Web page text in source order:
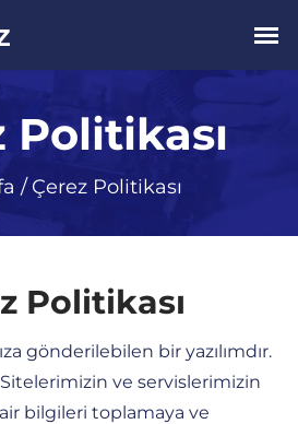
Politikası
/ Çerez Politikası
Politikası
gönderilebilen bir yazılımdır.
ve servislerimizin
bilgileri toplamaya ve